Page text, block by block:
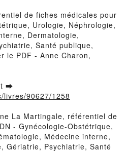
de fiches médicales pour
Urologie, Néphrologie,
Dermatologie,
Santé publique,
le PDF - Anne Charon,
➡
livres/90627/1258
La Martingale, référentiel de
- Gynécologie-Obstétrique,
Médecine interne,
Gériatrie, Psychiatrie, Santé